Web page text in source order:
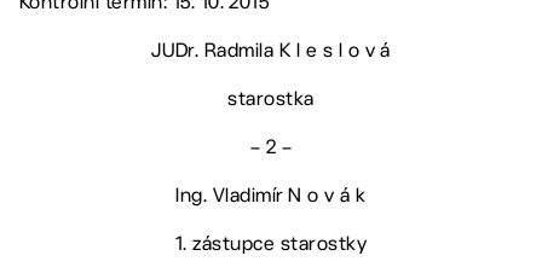
JUDr. Radmila K l e s l o v á
starostka
– 2 –
Ing. Vladimír N o v á k
1. zástupce starostky